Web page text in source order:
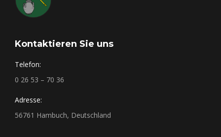
Kontaktieren Sie uns
Telefon:
0 26 53 – 70 36
Adresse:
56761 Hambuch, Deutschland